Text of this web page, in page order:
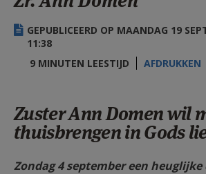
HULP
STARTPAGINA PORTAAL
AANMELDEN OF
GEPUBLICEERD OP MAANDAG 19
11:38
9 MINUTEN LEESTIJD
AFDRUKKEN
Zuster Ann Domen wil
thuisbrengen in Gods
Zondag 4 september een